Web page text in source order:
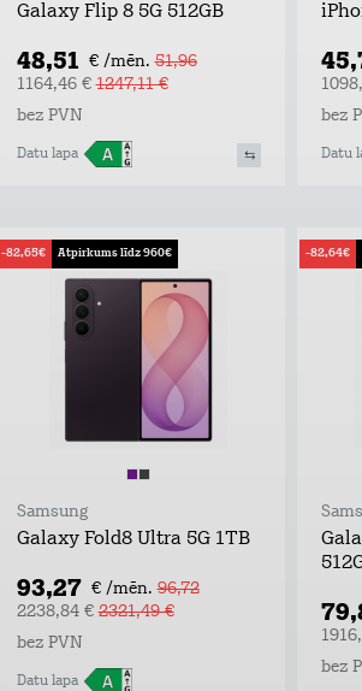
Galaxy Flip 8 5G 512GB
48,51 € /mēn. 51,96
1164,46 €1247,11 €
bez PVN
Datu lapa
bez
Datu
-82,65€ Atpirkums līdz 960€
Samsung
Galaxy Fold8 Ultra 5G 1TB
93,27 € /mēn. 96,72
2238,84 €2321,49 €
bez PVN
Datu lapa
-82,64€
bez